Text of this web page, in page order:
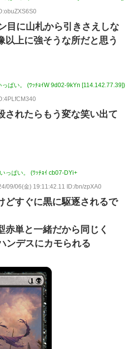
目に山札から引きさえしな
以上に強そうな所だと思う
ぱい。 (ﾜｯﾁｮｲW 9d02-9kYn [114.142.77.39])
されたらもう変な笑い出て
っぱい。 (ﾜｯﾁｮｲ cb07-DYi+
09/06(金) 19:11:42.11 ID:/bn/zpXA0
どすぐに黒に駆逐されるで
赤単と一緒だから同じく
ンデスにカモられる